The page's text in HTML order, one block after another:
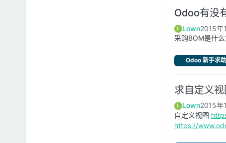
Odoo有没
L Lown2015年
采购BOM是什么
Odoo 新手求助
求自定义
L Lown2015年
自定义视图
https://